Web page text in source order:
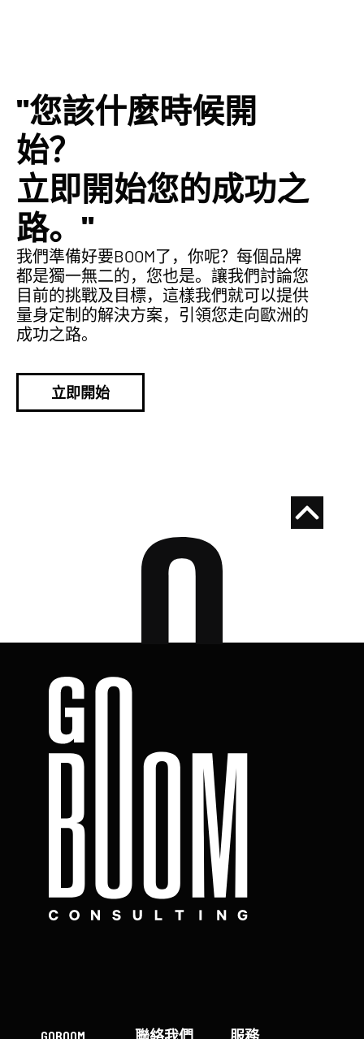
"您該什麼時候開
始？
立即開始您的成功之
路。"
我們準備好要BOOM了，你呢？每個品牌
都是獨一無二的，您也是。讓我們討論您
目前的挑戰及目標，這樣我們就可以提供
量身定制的解決方案，引領您走向歐洲的
成功之路。
立即開始